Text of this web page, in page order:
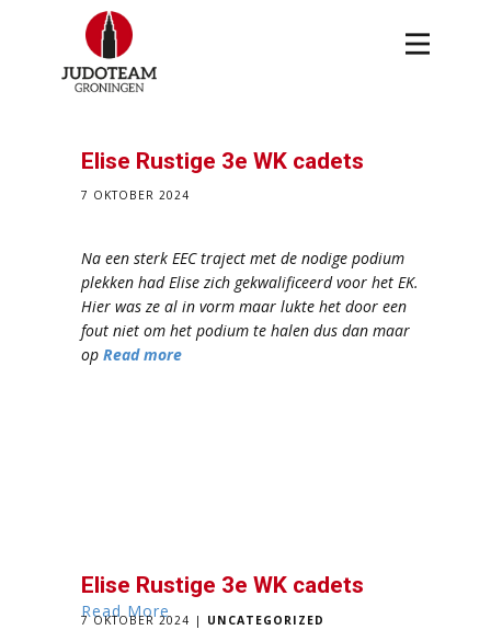
Elise Rustige 3e WK cadets
7 OKTOBER 2024
Na een sterk EEC traject met de nodige podium
plekken had Elise zich gekwalificeerd voor het EK.
Hier was ze al in vorm maar lukte het door een
fout niet om het podium te halen dus dan maar
op Read more
Read More
Elise Rustige 3e WK cadets
7 OKTOBER 2024 UNCATEGORIZED